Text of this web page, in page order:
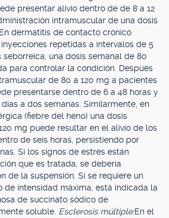
presentar alivio dentro de de 8 a 12
intramuscular de una dosis
dermatitis de contacto crónico
repetidas a intervalos de 5
seborreica, una dosis semanal de 80
para controlar la condición. Después
de 80 a 120 mg a pacientes
presentarse dentro de 6 a 48 horas y
a dos semanas. Similarmente, en
(fiebre del heno) una dosis
mg puede resultar en el alivio de los
de seis horas, persistiendo por
Si los signos de estrés están
que es tratada, se debería
de la suspensión. Si se requiere un
de intensidad máxima, está indicada la
de succinato sódico de
soluble. Esclerosis múltiple:En el